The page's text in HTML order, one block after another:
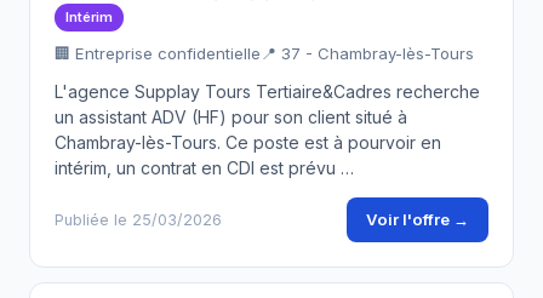
Intérim
🏢 Entreprise confidentielle 📍 37 - Chambray-lès-Tours
L'agence Supplay Tours Tertiaire&Cadres recherche
un assistant ADV (HF) pour son client situé à
Chambray-lès-Tours. Ce poste est à pourvoir en
intérim, un contrat en CDI est prévu …
Publiée le 25/03/2026 Voir l'offre →